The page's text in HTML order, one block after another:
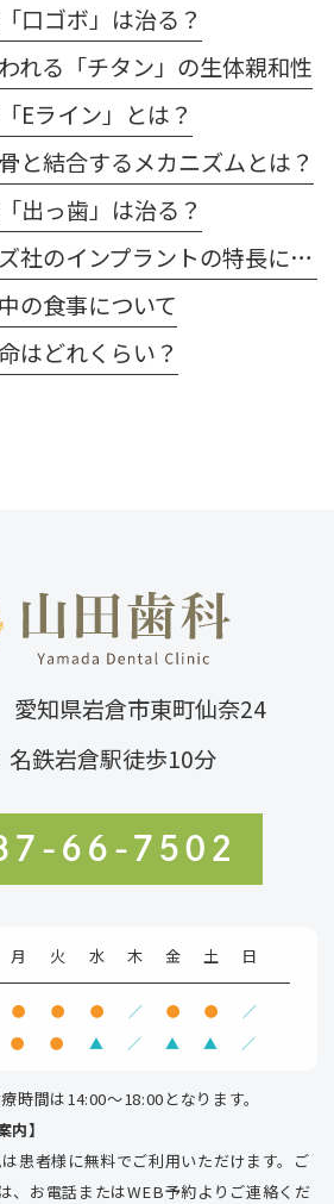
口ゴボ」は治る？
れる「チタン」の生体親和性
Eライン」とは？
と結合するメカニズムとは？
出っ歯」は治る？
バイオホライズンズ社のインプラントの特長について
の食事について
はどれくらい？
知県岩倉市東町仙奈24
名鉄岩倉駅徒歩10分
66-7502
月 火 水 木 金 土 日
● ● ● ／ ● ● ／
● ● ▲ ／ ▲ ▲ ／
時間は14:00～18:00となります。
内】
患者様に無料でご利用いただけます。ご
、お電話またはWEB予約よりご連絡くだ